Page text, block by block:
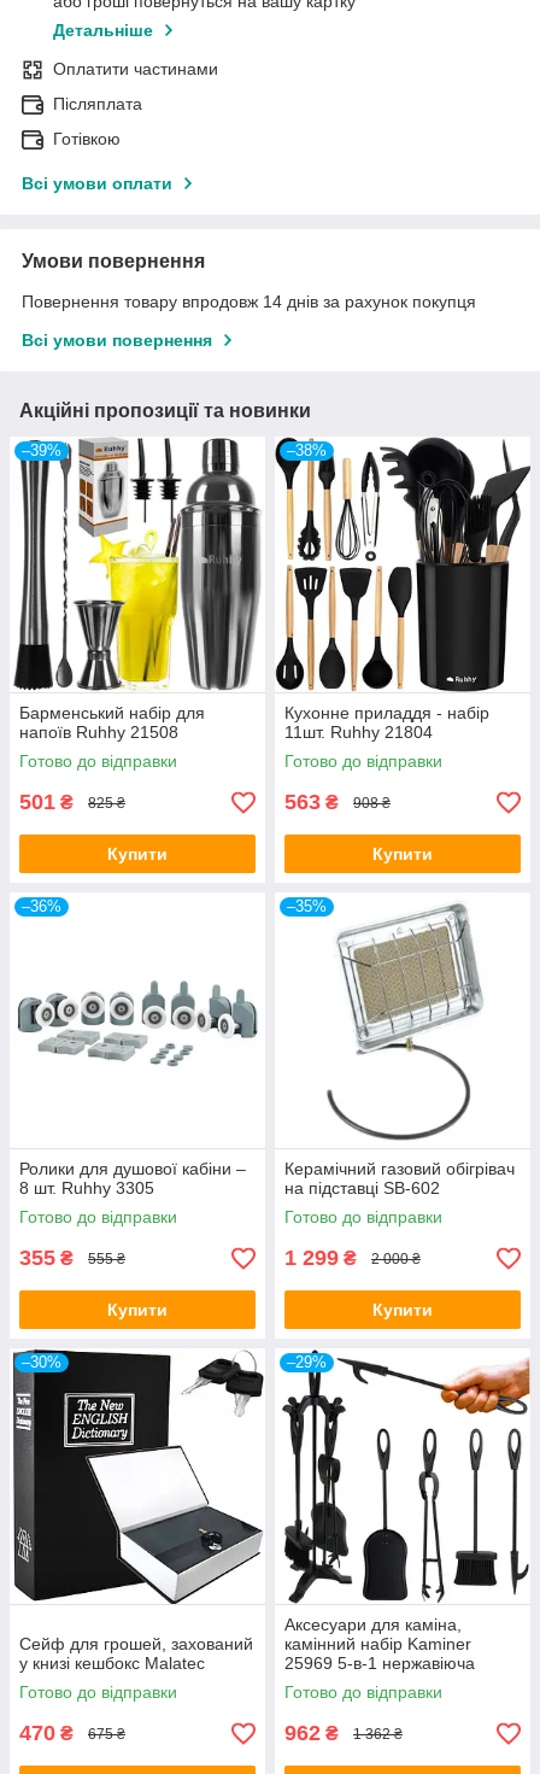
Детальніше
Оплатити частинами
Післяплата
Готівкою
Всі умови оплати
Умови повернення
Повернення товару впродовж 14 днів за рахунок покупця
Всі умови повернення
Акційні пропозиції та новинки
–39%
Барменський набір для
напоїв Ruhhy 21508
Готово до відправки
501 ₴ 825 ₴
Купити
–38%
Кухонне приладдя - набір
11шт. Ruhhy 21804
Готово до відправки
563 ₴ 908 ₴
Купити
–36%
Ролики для душової кабіни –
8 шт. Ruhhy 3305
Готово до відправки
355 ₴ 555 ₴
Купити
–35%
Керамічний газовий обігрівач
на підставці SB-602
Готово до відправки
1 299 ₴ 2 000 ₴
Купити
–30%
Сейф для грошей, захований
у книзі кешбокс Malatec
Готово до відправки
470 ₴ 675 ₴
–29%
Аксесуари для каміна,
камінний набір Kaminer
25969 5-в-1 нержавіюча
сталь чорні
Готово до відправки
962 ₴ 1 362 ₴